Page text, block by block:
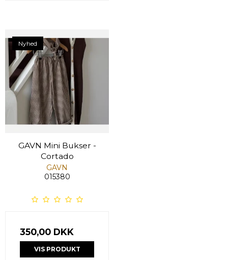
Nyhed
GAVN Mini Bukser -
Cortado
GAVN
015380
350,00 DKK
VIS PRODUKT